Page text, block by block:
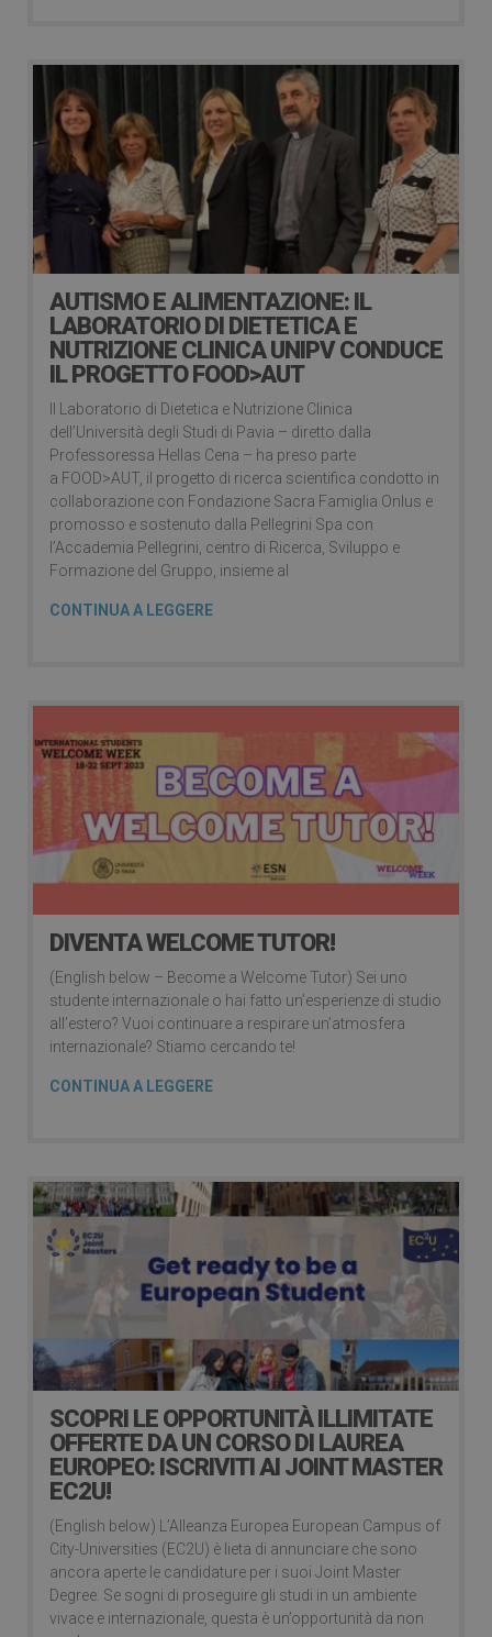
AUTISMO E ALIMENTAZIONE: IL
LABORATORIO DI DIETETICA E
NUTRIZIONE CLINICA UNIPV CONDUCE
IL PROGETTO FOOD>AUT
Il Laboratorio di Dietetica e Nutrizione Clinica
dell’Università degli Studi di Pavia – diretto dalla
Professoressa Hellas Cena – ha preso parte
a FOOD>AUT, il progetto di ricerca scientifica condotto in
collaborazione con Fondazione Sacra Famiglia Onlus e
promosso e sostenuto dalla Pellegrini Spa con
l’Accademia Pellegrini, centro di Ricerca, Sviluppo e
Formazione del Gruppo, insieme al
CONTINUA A LEGGERE
DIVENTA WELCOME TUTOR!
(English below – Become a Welcome Tutor) Sei uno
studente internazionale o hai fatto un’esperienze di studio
all’estero? Vuoi continuare a respirare un’atmosfera
internazionale? Stiamo cercando te!
CONTINUA A LEGGERE
SCOPRI LE OPPORTUNITÀ ILLIMITATE
OFFERTE DA UN CORSO DI LAUREA
EUROPEO: ISCRIVITI AI JOINT MASTER
EC2U!
(English below) L’Alleanza Europea European Campus of
City-Universities (EC2U) è lieta di annunciare che sono
ancora aperte le candidature per i suoi Joint Master
Degree. Se sogni di proseguire gli studi in un ambiente
vivace e internazionale, questa è un’opportunità da non